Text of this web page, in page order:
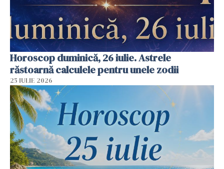
Horoscop duminică, 26 iulie. Astrele
răstoarnă calculele pentru unele zodii
25 IULIE 2026